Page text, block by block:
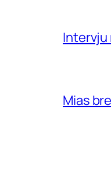
Intervju
Mias